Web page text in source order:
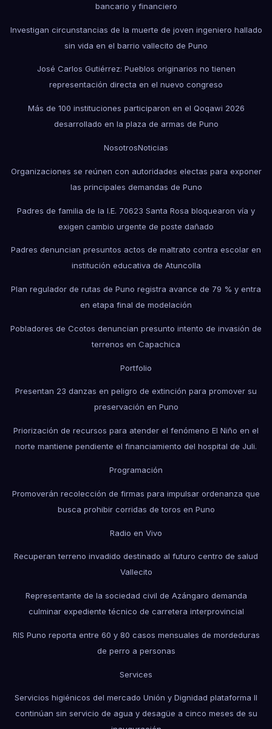
bancario y financiero
Investigan circunstancias de la muerte de joven ingeniero hallado
sin vida en el barrio vallecito de Puno
José Carlos Gutiérrez: Pueblos originarios no tienen
representación directa en el nuevo congreso
Más de 100 instituciones participaron en el Qoqawi 2026
desarrollado en la plaza de armas de Puno
NosotrosNoticias
Organizaciones se reúnen con autoridades electas para exponer
las principales demandas de Puno
Padres de familia de la I.E. 70623 Santa Rosa bloquearon vía y
exigen cambio urgente de poste dañado
Padres denuncian presuntos actos de maltrato contra escolar en
institución educativa de Atuncolla
Plan regulador de rutas de Puno registra avance de 79 % y entra
en etapa final de modelación
Pobladores de Ccotos denuncian presunto intento de invasión de
terrenos en Capachica
Portfolio
Presentan 23 danzas en peligro de extinción para promover su
preservación en Puno
Priorización de recursos para atender el fenómeno El Niño en el
norte mantiene pendiente el financiamiento del hospital de Juli.
Programación
Promoverán recolección de firmas para impulsar ordenanza que
busca prohibir corridas de toros en Puno
Radio en Vivo
Recuperan terreno invadido destinado al futuro centro de salud
Vallecito
Representante de la sociedad civil de Azángaro demanda
culminar expediente técnico de carretera interprovincial
RIS Puno reporta entre 60 y 80 casos mensuales de mordeduras
de perro a personas
Services
Servicios higiénicos del mercado Unión y Dignidad plataforma II
continúan sin servicio de agua y desagüe a cinco meses de su